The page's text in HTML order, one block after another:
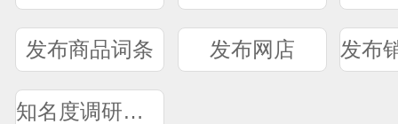
发布商品词条 发布网店
知名度调研问卷